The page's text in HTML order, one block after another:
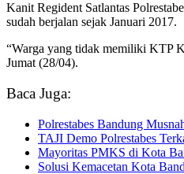
Kanit Regident Satlantas
sudah berjalan sejak Januari 2017.
“Warga yang tidak memiliki KTP
Jumat (28/04).
Baca Juga:
Polrestabes Bandung
TAJI Demo Polrestabes
Mayoritas PMKS di Kota
Solusi Kemacetan Kota